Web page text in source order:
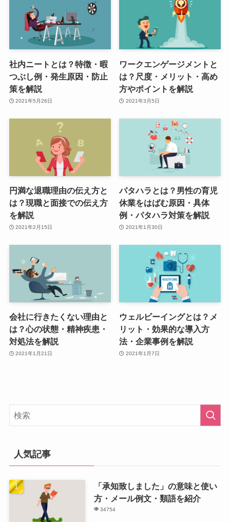
社内ニートとは？特徴・暇
つぶし例・発生原因・防止
策を解説
2021年5月26日
ワークエンゲージメントと
は？尺度・メリット・高め
方やポイントを解説
2021年3月5日
円満な退職理由の伝え方と
は？現職と面接での伝え方
を解説
2021年2月15日
パタハラとは？男性の育児
休業をはばむ原因・具体
例・パタハラ対策を解説
2021年1月30日
会社に行きたくない理由と
は？心の状態・精神疾患・
対処法を解説
2021年1月21日
ウェルビーイングとは？メ
リット・効果的な導入方
法・企業事例を解説
2021年1月7日
人気記事
「承知致しました」の意味と使い
方・メール例文・類語を紹介
34754